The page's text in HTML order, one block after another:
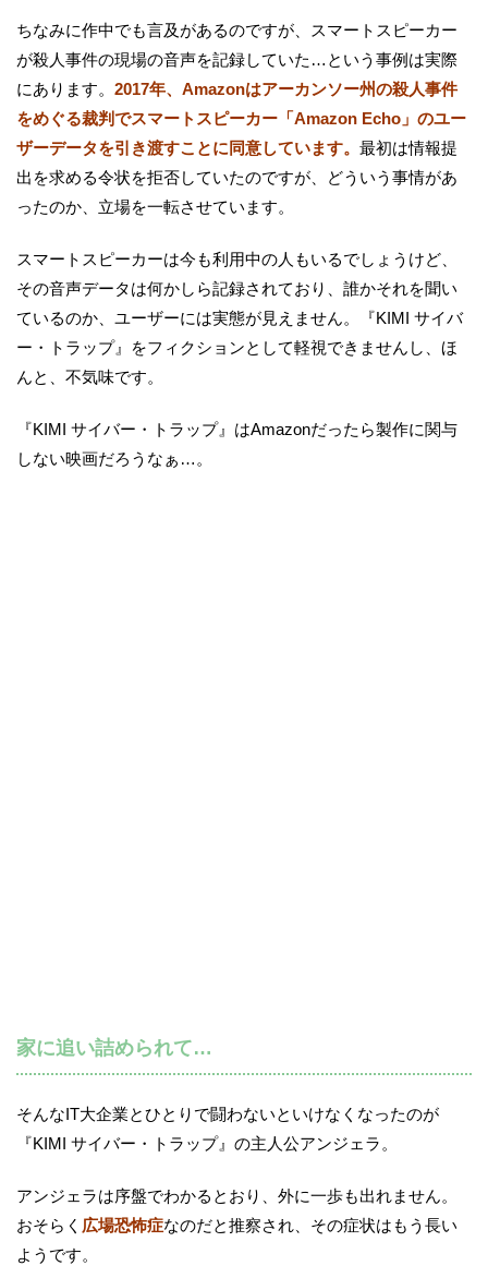
ちなみに作中でも言及があるのですが、スマートスピーカー
が殺人事件の現場の音声を記録していた…という事例は実際
にあります。 2017年、Amazonはアーカンソー州の殺人事件
をめぐる裁判でスマートスピーカー「Amazon Echo」のユー
ザーデータを引き渡すことに同意しています。 最初は情報提
出を求める令状を拒否していたのですが、どういう事情があ
ったのか、立場を一転させています。
スマートスピーカーは今も利用中の人もいるでしょうけど、
その音声データは何かしら記録されており、誰かそれを聞い
ているのか、ユーザーには実態が見えません。『KIMI サイバ
ー・トラップ』をフィクションとして軽視できませんし、ほ
んと、不気味です。
『KIMI サイバー・トラップ』はAmazonだったら製作に関与
しない映画だろうなぁ…。
家に追い詰められて…
そんなIT大企業とひとりで闘わないといけなくなったのが
『KIMI サイバー・トラップ』の主人公アンジェラ。
アンジェラは序盤でわかるとおり、外に一歩も出れません。
おそらく 広場恐怖症なのだと推察され、その症状はもう長い
ようです。